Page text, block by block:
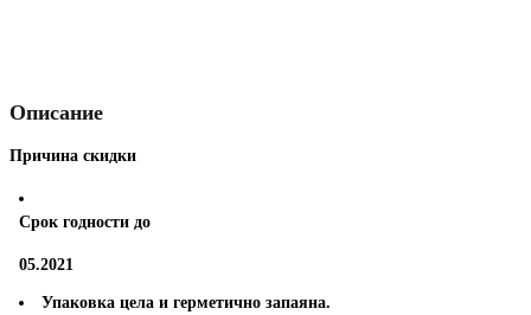
Описание
Причина скидки
Срок годности до
05.2021
Упаковка цела и герметично запаяна.